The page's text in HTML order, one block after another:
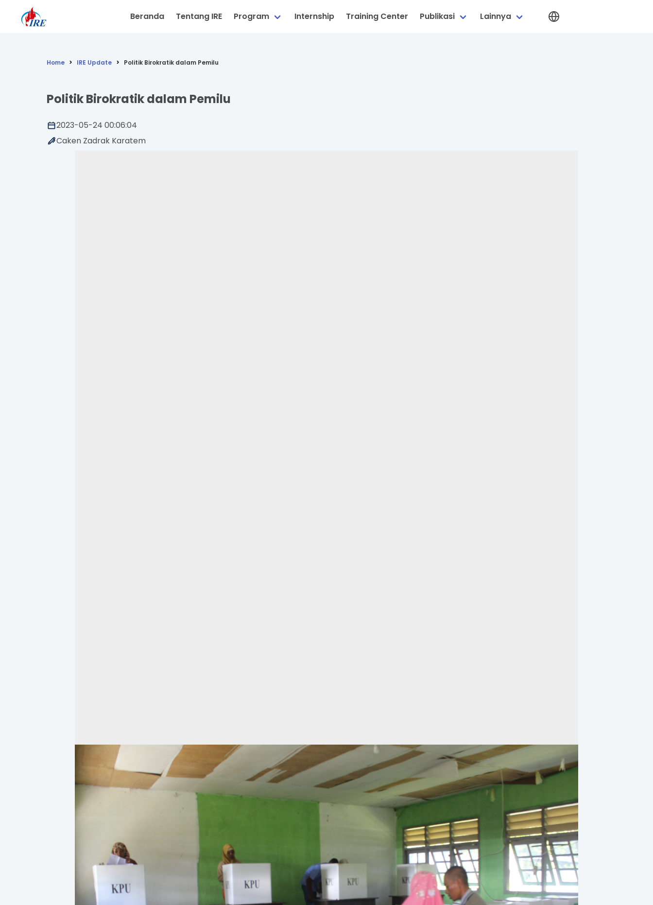
Beranda Tentang IRE Program Internship Training Center Publikasi Lainnya
Home IRE Update Politik Birokratik dalam Pemilu
Politik Birokratik dalam Pemilu
2023-05-24 00:06:04
Caken Zadrak Karatem